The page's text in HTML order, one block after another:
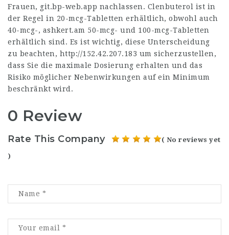
Frauen, git.bp-web.app nachlassen. Clenbuterol ist in
der Regel in 20-mcg-Tabletten erhältlich, obwohl auch
40-mcg-, ashkert.am 50-mcg- und 100-mcg-Tabletten
erhältlich sind. Es ist wichtig, diese Unterscheidung
zu beachten, http://152.42.207.183 um sicherzustellen,
dass Sie die maximale Dosierung erhalten und das
Risiko möglicher Nebenwirkungen auf ein Minimum
beschränkt wird.
0 Review
Rate This Company ( No reviews yet
)